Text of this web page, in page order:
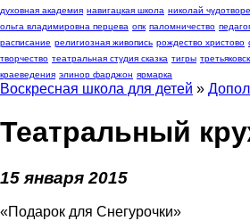
духовная академия навигацкая школа николай
ольга владимировна перцева опк паломничество
расписание религиозная живопись рождество христово
творчество театральная студия сказка тигры
краеведения элинор фарджон ярмарка
Воскресная школа для детей »
Театральный
15 января 2015
«Подарок для Снегурочки»